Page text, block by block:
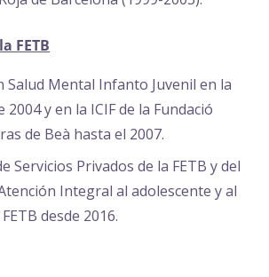
FETB
Salud Mental Infanto Juvenil en la
2004 y en la ICIF de la Fundació
de Beà hasta el 2007.
Servicios Privados de la FETB y del
Integral al adolescente y al
desde 2016.